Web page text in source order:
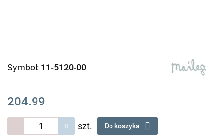
Symbol: 11-5120-00
204.99
szt. Do koszyka